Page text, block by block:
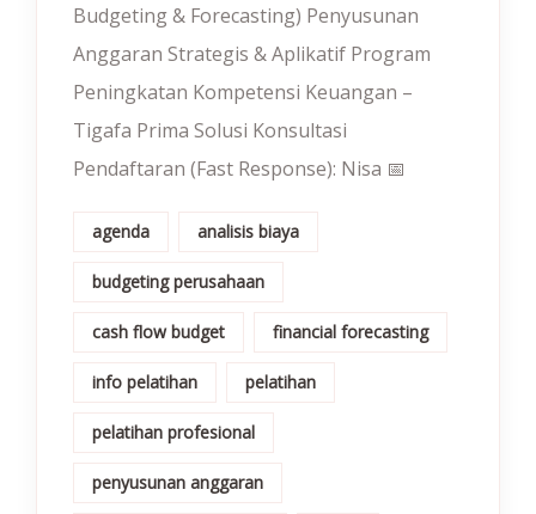
Budgeting & Forecasting) Penyusunan
Anggaran Strategis & Aplikatif Program
Peningkatan Kompetensi Keuangan –
Tigafa Prima Solusi Konsultasi
Pendaftaran (Fast Response): Nisa 📅
agenda analisis biaya
budgeting perusahaan
cash flow budget financial forecasting
info pelatihan pelatihan
pelatihan profesional
penyusunan anggaran